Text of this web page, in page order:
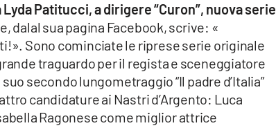
Patitucci, a dirigere “Curon”, nuova serie
dalal sua pagina Facebook, scrive: «
Sono cominciate le riprese serie originale
traguardo per il regista e sceneggiatore
secondo lungometraggio “Il padre d’Italia”
candidature ai Nastri d’Argento: Luca
Ragonese come miglior attrice